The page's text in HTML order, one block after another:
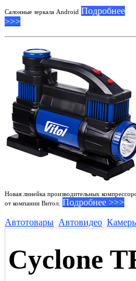
Салонные зеркала Android Подробнее
>>>
Новая линейка производительных
от компании Витол.
Подробнее >>>
Автотовары Автовидео
Cyclone